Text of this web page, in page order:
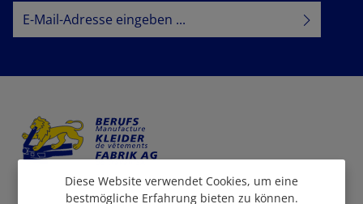
E-Mail-Adresse*
Ich habe dieDatenschutzbestimmungenzur Kenntnis
Diese Website verwendet Cookies, um eine
bestmögliche Erfahrung bieten zu können.